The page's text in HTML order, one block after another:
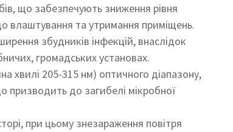
що забезпечують зниження рівня
влаштування та утримання приміщень.
збудників інфекцій, внаслідок
громадських установах.
хвилі 205-315 нм) оптичного діапазону,
призводить до загибелі мікробної
при цьому знезараження повітря